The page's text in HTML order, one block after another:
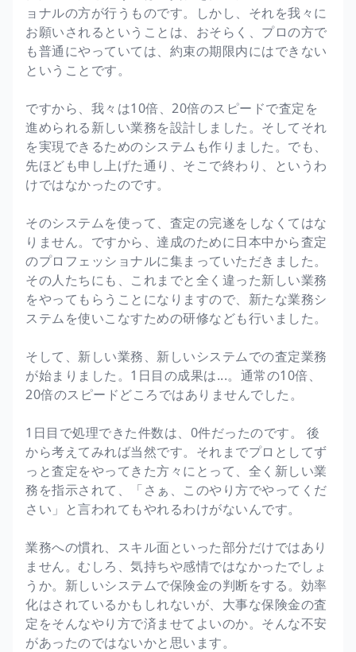
ョナルの方が行うものです。しかし、それを我々に
お願いされるということは、おそらく、プロの方で
も普通にやっていては、約束の期限内にはできない
ということです。
ですから、我々は10倍、20倍のスピードで査定を
進められる新しい業務を設計しました。そしてそれ
を実現できるためのシステムも作りました。でも、
先ほども申し上げた通り、そこで終わり、というわ
けではなかったのです。
そのシステムを使って、査定の完遂をしなくてはな
りません。ですから、達成のために日本中から査定
のプロフェッショナルに集まっていただきました。
その人たちにも、これまでと全く違った新しい業務
をやってもらうことになりますので、新たな業務シ
ステムを使いこなすための研修なども行いました。
そして、新しい業務、新しいシステムでの査定業務
が始まりました。1日目の成果は...。通常の10倍、
20倍のスピードどころではありませんでした。
1日目で処理できた件数は、0件だったのです。 後
から考えてみれば当然です。それまでプロとしてず
っと査定をやってきた方々にとって、全く新しい業
務を指示されて、「さぁ、このやり方でやってくだ
さい」と言われてもやれるわけがないんです。
業務への慣れ、スキル面といった部分だけではあり
ません。むしろ、気持ちや感情ではなかったでしょ
うか。新しいシステムで保険金の判断をする。効率
化はされているかもしれないが、大事な保険金の査
定をそんなやり方で済ませてよいのか。そんな不安
があったのではないかと思います。